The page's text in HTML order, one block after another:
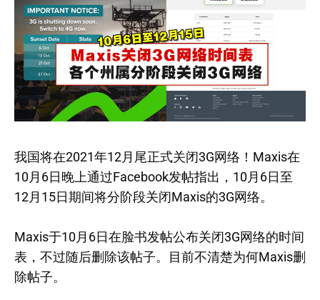
我国将在2021年12月尾正式关闭3G网络！Maxis在
10月6日晚上通过Facebook发帖指出，10月6日至
12月15日期间将分阶段关闭Maxis的3G网络。
Maxis于10月6日在脸书发帖公布关闭3G网络的时间
表，不过随后删除该帖子。目前不清楚为何Maxis删
除帖子。